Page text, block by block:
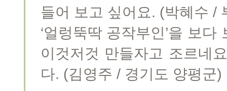
들어 보고 싶어요. (박혜수 /
‘얼렁뚝딱 공작부인’을 보
이것저것 만들자고 조르네
다. (김영주 / 경기도 양평군)